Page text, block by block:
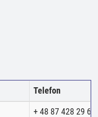
Telefon
+ 48 87 428 29 62